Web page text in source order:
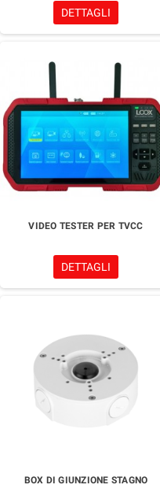
DETTAGLI
VIDEO TESTER PER TVCC
DETTAGLI
BOX DI GIUNZIONE STAGNO